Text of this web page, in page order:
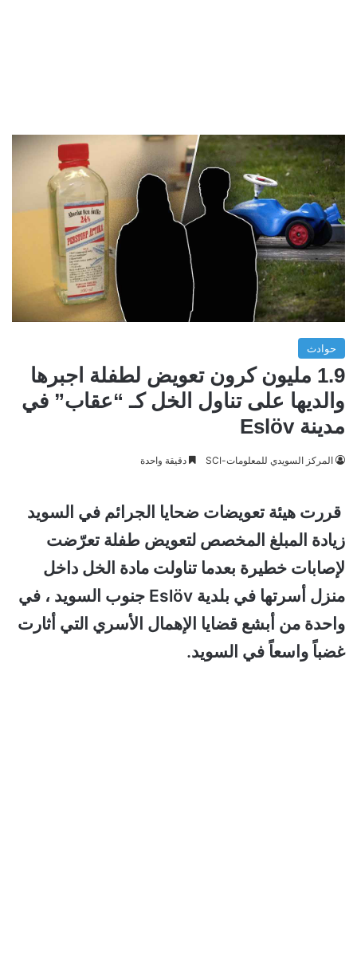
حوادث
1.9 مليون كرون تعويض لطفلة اجبرها
والديها على تناول الخل كـ “عقاب” في
مدينة Eslöv
المركز السويدي للمعلومات-SCI دقيقة واحدة
قررت هيئة تعويضات ضحايا الجرائم في السويد
زيادة المبلغ المخصص لتعويض طفلة تعرّضت
لإصابات خطيرة بعدما تناولت مادة الخل داخل
منزل أسرتها في بلدية Eslöv
جنوب السويد ، في
واحدة من أبشع قضايا الإهمال الأسري التي أثارت
غضباً واسعاً في السويد.